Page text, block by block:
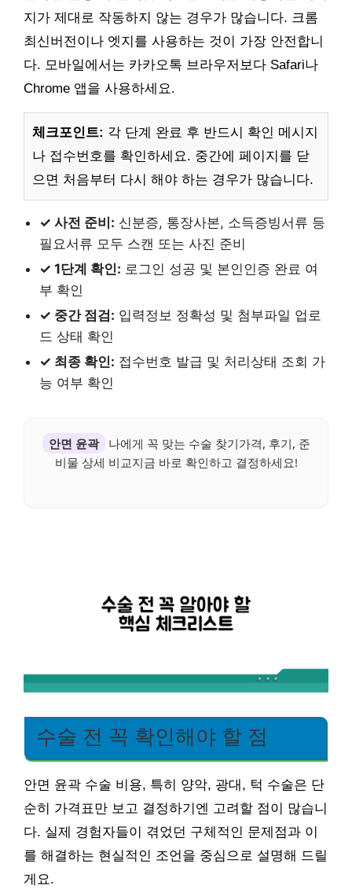
지가 제대로 작동하지 않는 경우가 많습니다. 크롬
최신버전이나 엣지를 사용하는 것이 가장 안전합니
다. 모바일에서는 카카오톡 브라우저보다 Safari나
Chrome 앱을 사용하세요.
체크포인트: 각 단계 완료 후 반드시 확인 메시지
나 접수번호를 확인하세요. 중간에 페이지를 닫
으면 처음부터 다시 해야 하는 경우가 많습니다.
✓ 사전 준비: 신분증, 통장사본, 소득증빙서류 등
필요서류 모두 스캔 또는 사진 준비
✓ 1단계 확인: 로그인 성공 및 본인인증 완료 여
부 확인
✓ 중간 점검: 입력정보 정확성 및 첨부파일 업로
드 상태 확인
✓ 최종 확인: 접수번호 발급 및 처리상태 조회 가
능 여부 확인
안면 윤곽
나에게 꼭 맞는 수술 찾기가격, 후기, 준
비물 상세 비교지금 바로 확인하고 결정하세요!
수술 전 꼭 확인해야 할 점
안면 윤곽 수술 비용, 특히 양악, 광대, 턱 수술은 단
순히 가격표만 보고 결정하기엔 고려할 점이 많습니
다. 실제 경험자들이 겪었던 구체적인 문제점과 이
를 해결하는 현실적인 조언을 중심으로 설명해 드릴
게요.